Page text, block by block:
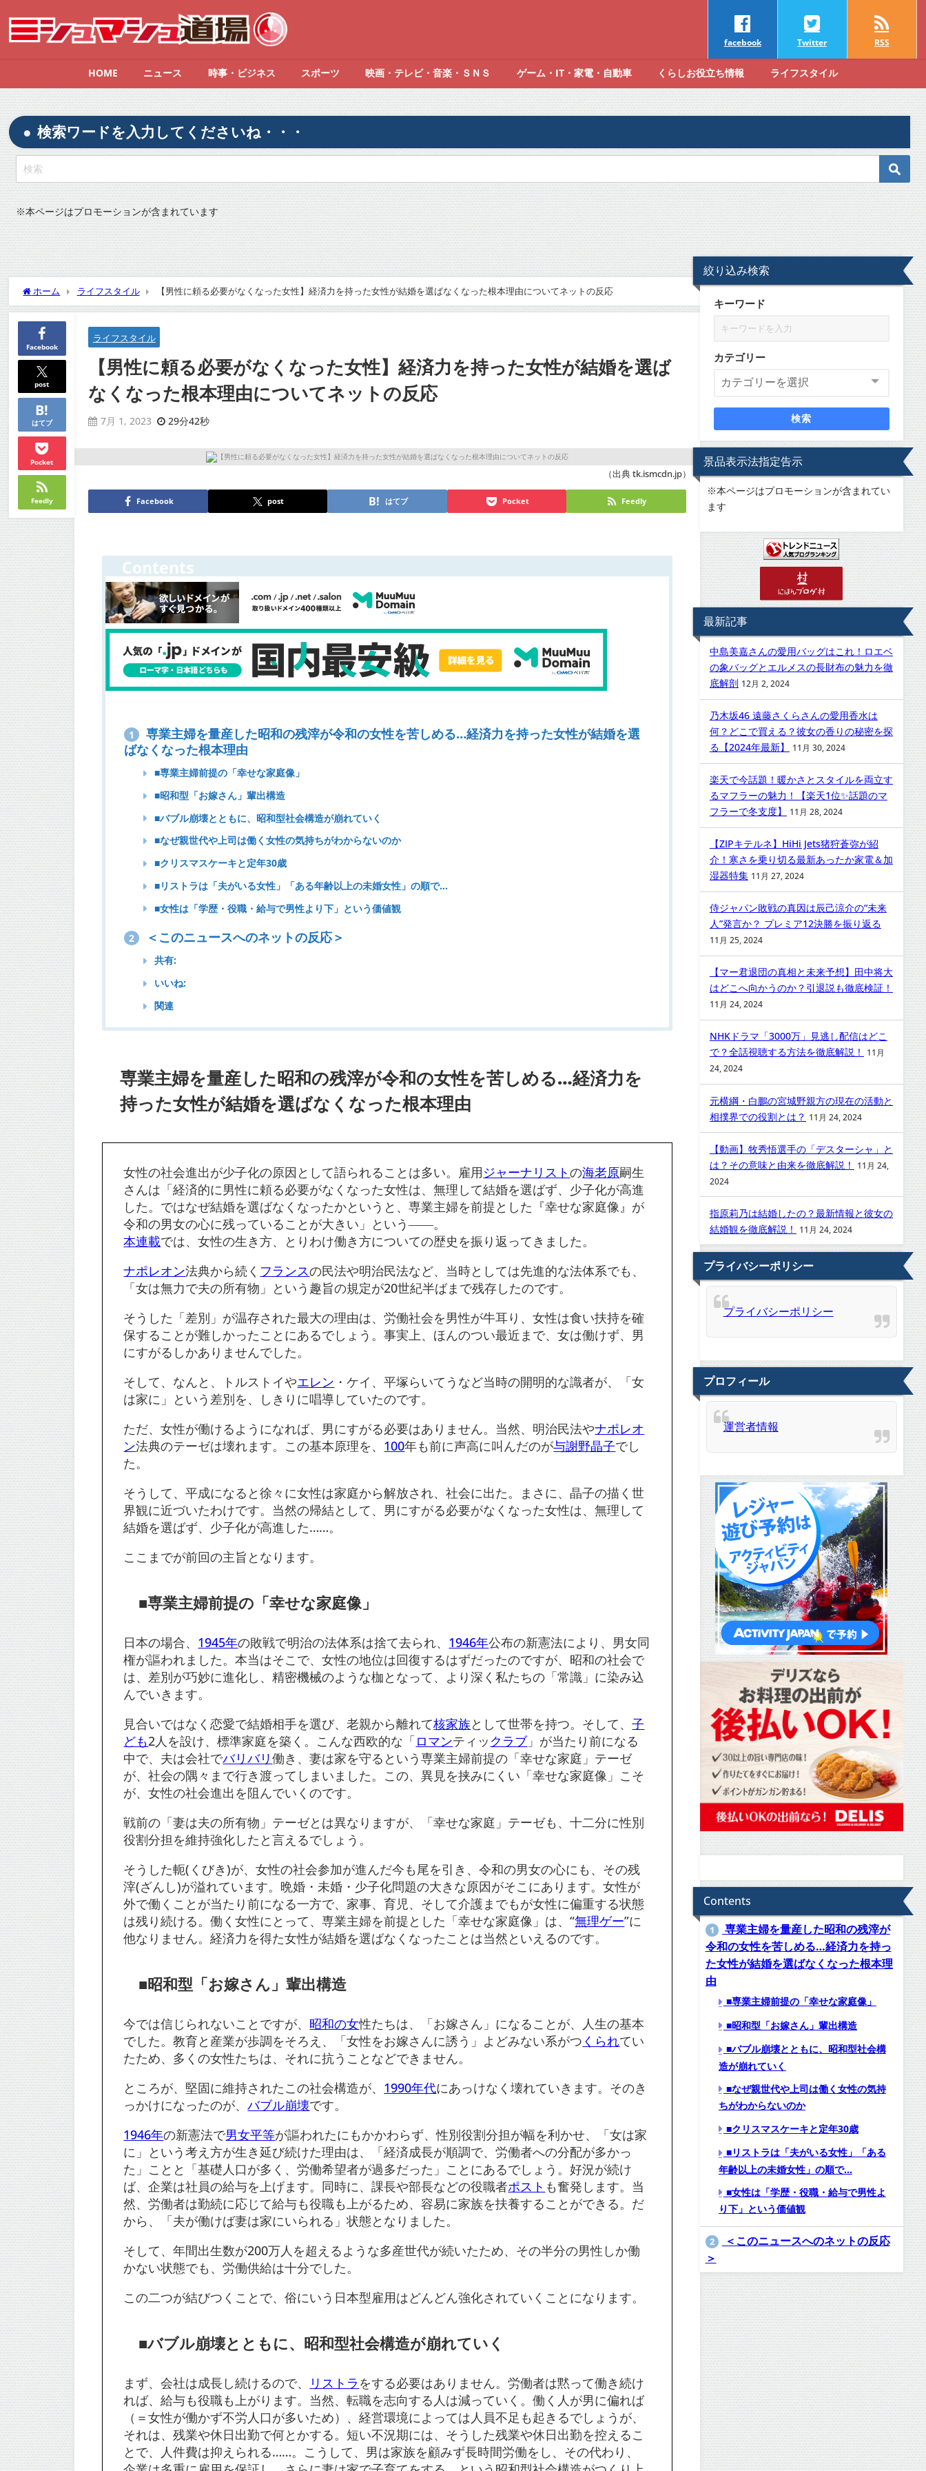
facebook Twitter RSS
HOME ニュース 時事・ビジネス スポーツ 映画・テレビ・音楽・ＳＮＳ ゲーム・IT・家電・自動車 くらしお役立ち情報 ライフスタイル
検索ワードを入力してくださいね・・・
※本ページはプロモーションが含まれています
ホーム ライフスタイル 【男性に頼る必要がなくなった女性】経済力を持った女性が結婚を選ばなくなった根本理由についてネットの反応
Facebook
post
はてブ
Pocket
Feedly
ライフスタイル
【男性に頼る必要がなくなった女性】経済力を持った女性が結婚を選ば
なくなった根本理由についてネットの反応
7月 1, 2023 29分42秒
（出典 tk.ismcdn.jp）
Facebook post はてブ Pocket Feedly
Contents
1
専業主婦を量産した昭和の残滓が令和の女性を苦しめる…経済力を持った女性が結婚を選
ばなくなった根本理由
■専業主婦前提の「幸せな家庭像」
■昭和型「お嫁さん」輩出構造
■バブル崩壊とともに、昭和型社会構造が崩れていく
■なぜ親世代や上司は働く女性の気持ちがわからないのか
■クリスマスケーキと定年30歳
■リストラは「夫がいる女性」「ある年齢以上の未婚女性」の順で…
■女性は「学歴・役職・給与で男性より下」という価値観
2 ＜このニュースへのネットの反応＞
共有:
いいね:
関連
専業主婦を量産した昭和の残滓が令和の女性を苦しめる…経済力を
持った女性が結婚を選ばなくなった根本理由
女性の社会進出が少子化の原因として語られることは多い。雇用ジャーナリストの海老原嗣生
さんは「経済的に男性に頼る必要がなくなった女性は、無理して結婚を選ばず、少子化が高進
した。ではなぜ結婚を選ばなくなったかというと、専業主婦を前提とした『幸せな家庭像』が
令和の男女の心に残っていることが大きい」という――。
本連載では、女性の生き方、とりわけ働き方についての歴史を振り返ってきました。
ナポレオン法典から続く フランスの民法や明治民法など、当時としては先進的な法体系でも、
「女は無力で夫の所有物」という趣旨の規定が20世紀半ばまで残存したのです。
そうした「差別」が温存された最大の理由は、労働社会を男性が牛耳り、女性は食い扶持を確
保することが難しかったことにあるでしょう。事実上、ほんのつい最近まで、女は働けず、男
にすがるしかありませんでした。
そして、なんと、トルストイやエレン ・ケイ、平塚らいてうなど当時の開明的な識者が、「女
は家に」という差別を、しきりに唱導していたのです。
ただ、女性が働けるようになれば、男にすがる必要はありません。当然、明治民法やナポレオ
ン法典のテーゼは壊れます。この基本原理を、 100年も前に声高に叫んだのが与謝野晶子でし
た。
そうして、平成になると徐々に女性は家庭から解放され、社会に出た。まさに、晶子の描く世
界観に近づいたわけです。当然の帰結として、男にすがる必要がなくなった女性は、無理して
結婚を選ばず、少子化が高進した……。
ここまでが前回の主旨となります。
■専業主婦前提の「幸せな家庭像」
日本の場合、 1945年の敗戦で明治の法体系は捨て去られ、 1946年公布の新憲法により、男女同
権が謳われました。本当はそこで、女性の地位は回復するはずだったのですが、昭和の社会で
は、差別が巧妙に進化し、精密機械のような枷となって、より深く私たちの「常識」に染み込
んでいきます。
見合いではなく恋愛で結婚相手を選び、老親から離れて核家族として世帯を持つ。そして、子
ども2人を設け、標準家庭を築く。こんな西欧的な「ロマンティッ クラブ」が当たり前になる
中で、夫は会社でバリバリ働き、妻は家を守るという専業主婦前提の「幸せな家庭」テーゼ
が、社会の隅々まで行き渡ってしまいました。この、異見を挟みにくい「幸せな家庭像」こそ
が、女性の社会進出を阻んでいくのです。
戦前の「妻は夫の所有物」テーゼとは異なりますが、「幸せな家庭」テーゼも、十二分に性別
役割分担を維持強化したと言えるでしょう。
そうした軛(くびき)が、女性の社会参加が進んだ今も尾を引き、令和の男女の心にも、その残
滓(ざんし)が溢れています。晩婚・未婚・少子化問題の大きな原因がそこにあります。女性が
外で働くことが当たり前になる一方で、家事、育児、そして介護までもが女性に偏重する状態
は残り続ける。働く女性にとって、専業主婦を前提とした「幸せな家庭像」は、“無理ゲー”に
他なりません。経済力を得た女性が結婚を選ばなくなったことは当然といえるのです。
■昭和型「お嫁さん」輩出構造
今では信じられないことですが、 昭和の女性たちは、「お嫁さん」になることが、人生の基本
でした。教育と産業が歩調をそろえ、「女性をお嫁さんに誘う」よどみない系がつ くられてい
たため、多くの女性たちは、それに抗うことなどできません。
ところが、堅固に維持されたこの社会構造が、 1990年代にあっけなく壊れていきます。そのき
っかけになったのが、バブル崩壊です。
1946年の新憲法で男女平等が謳われたにもかかわらず、性別役割分担が幅を利かせ、「女は家
に」という考え方が生き延び続けた理由は、「経済成長が順調で、労働者への分配が多かっ
た」ことと「基礎人口が多く、労働希望者が過多だった」ことにあるでしょう。好況が続け
ば、企業は社員の給与を上げます。同時に、課長や部長などの役職者ポスト も奮発します。当
然、労働者は勤続に応じて給与も役職も上がるため、容易に家族を扶養することができる。だ
から、「夫が働けば妻は家にいられる」状態となりました。
そして、年間出生数が200万人を超えるような多産世代が続いたため、その半分の男性しか働
かない状態でも、労働供給は十分でした。
この二つが結びつくことで、俗にいう日本型雇用はどんどん強化されていくことになります。
■バブル崩壊とともに、昭和型社会構造が崩れていく
まず、会社は成長し続けるので、 リストラ をする必要はありません。労働者は黙って働き続け
れば、給与も役職も上がります。当然、転職を志向する人は減っていく。働く人が男に偏れば
（＝女性が働かず不労人口が多いため）、経営環境によっては人員不足も起きるでしょうが、
それは、残業や休日出勤で何とかする。短い不況期には、そうした残業や休日出勤を控えるこ
とで、人件費は抑えられる……。こうして、男は家族を顧みず長時間労働をし、その代わり、
絞り込み検索
キーワード
カテゴリー
検索
景品表示法指定告示
※本ページはプロモーションが含まれてい
ます
最新記事
中島美嘉さんの愛用バッグはこれ！ロエベ
の象バッグとエルメスの長財布の魅力を徹
底解剖 12月 2, 2024
乃木坂46 遠藤さくらさんの愛用香水は
何？どこで買える？彼女の香りの秘密を探
る【2024年最新】
11月 30, 2024
楽天で今話題！暖かさとスタイルを両立す
るマフラーの魅力！【楽天1位✨話題のマ
フラーで冬支度】
11月 28, 2024
【ZIPキテルネ】HiHi Jets猪狩蒼弥が紹
介！寒さを乗り切る最新あったか家電＆加
湿器特集 11月 27, 2024
侍ジャパン敗戦の真因は辰己涼介の“未来
人”発言か？ プレミア12決勝を振り返る
11月 25, 2024
【マー君退団の真相と未来予想】田中将大
はどこへ向かうのか？引退説も徹底検証！
11月 24, 2024
NHKドラマ「3000万」見逃し配信はどこ
で？全話視聴する方法を徹底解説！
11月
24, 2024
元横綱・白鵬の宮城野親方の現在の活動と
相撲界での役割とは？ 11月 24, 2024
【動画】牧秀悟選手の「デスターシャ」と
は？その意味と由来を徹底解説！
11月 24,
2024
指原莉乃は結婚したの？最新情報と彼女の
結婚観を徹底解説！
11月 24, 2024
プライバシーポリシー
プライバシーポリシー
プロフィール
運営者情報
Contents
1
専業主婦を量産した昭和の残滓が
令和の女性を苦しめる…経済力を持っ
た女性が結婚を選ばなくなった根本理
由
■専業主婦前提の「幸せな家庭像」
■昭和型「お嫁さん」輩出構造
■バブル崩壊とともに、昭和型社会構
造が崩れていく
■なぜ親世代や上司は働く女性の気持
ちがわからないのか
■クリスマスケーキと定年30歳
■リストラは「夫がいる女性」「ある
年齢以上の未婚女性」の順で…
■女性は「学歴・役職・給与で男性よ
り下」という価値観
2
＜このニュースへのネットの反応
＞